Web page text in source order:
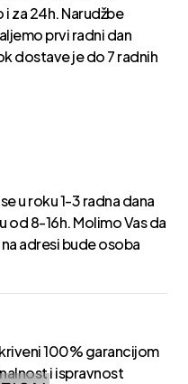
za 24h. Narudžbe
prvi radni dan
dostave je do 7 radnih
u roku 1-3 radna dana
od 8-16h. Molimo Vas da
adresi bude osoba
100% garancijom
i ispravnost